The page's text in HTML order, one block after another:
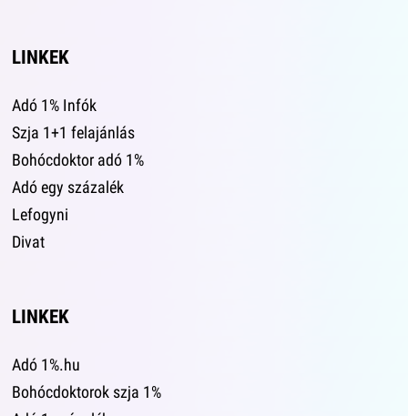
LINKEK
Adó 1% Infók
Szja 1+1 felajánlás
Bohócdoktor adó 1%
Adó egy százalék
Lefogyni
Divat
LINKEK
Adó 1%.hu
Bohócdoktorok szja 1%